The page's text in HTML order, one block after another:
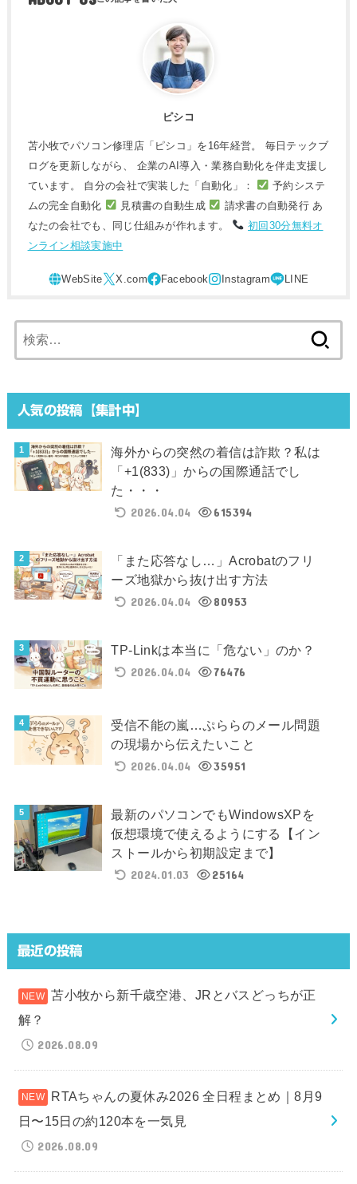
ピシコ
苫小牧でパソコン修理店「ピシコ」を16年経営。 毎日テックブ
ログを更新しながら、 企業のAI導入・業務自動化を伴走支援し
ています。 自分の会社で実装した「自動化」：
予約システ
ムの完全自動化
見積書の自動生成
請求書の自動発行 あ
なたの会社でも、同じ仕組みが作れます。
初回30分無料オ
ンライン相談実施中
索:
人気の投稿【集計中】
海外からの突然の着信は詐欺？私は
「+1(833)」からの国際通話でし
た・・・
2026.04.04
615394
「また応答なし…」Acrobatのフリ
ーズ地獄から抜け出す方法
2026.04.04
80953
TP-Linkは本当に「危ない」のか？
2026.04.04
76476
受信不能の嵐…ぷららのメール問題
の現場から伝えたいこと
2026.04.04
35951
最新のパソコンでもWindowsXPを
仮想環境で使えるようにする【イン
ストールから初期設定まで】
2024.01.03
25164
最近の投稿
苫小牧から新千歳空港、JRとバスどっちが正
解？
2026.08.09
RTAちゃんの夏休み2026 全日程まとめ｜8月9
日〜15日の約120本を一気見
2026.08.09